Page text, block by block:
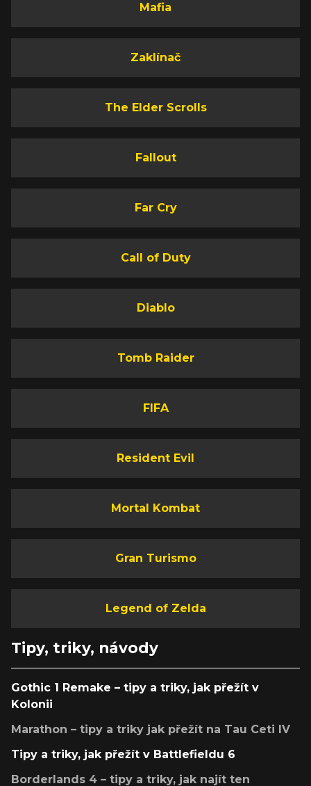
Mafia
Zaklínač
The Elder Scrolls
Fallout
Far Cry
Call of Duty
Diablo
Tomb Raider
FIFA
Resident Evil
Mortal Kombat
Gran Turismo
Legend of Zelda
Tipy, triky, návody
Gothic 1 Remake – tipy a triky, jak přežít v
Kolonii
Marathon – tipy a triky jak přežít na Tau Ceti IV
Tipy a triky, jak přežít v Battlefieldu 6
Borderlands 4 – tipy a triky, jak najít ten